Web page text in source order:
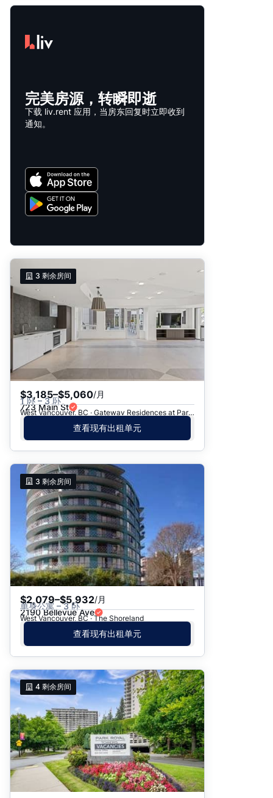
完美房源，转瞬即逝
下载 liv.rent 应用，当房东回复时立即收到
通知。
3 剩余房间
$3,185–$5,060/月
1 卧 – 3 卧
723 Main St
West Vancouver, BC · Gateway Residences at Park Royal
查看现有出租单元
3 剩余房间
$2,079–$5,932/月
单身公寓 – 3 卧
2190 Bellevue Ave
West Vancouver, BC · The Shoreland
查看现有出租单元
4 剩余房间